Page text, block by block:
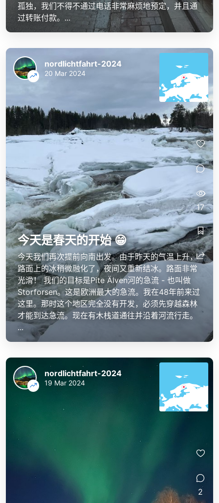
孤独，我们不得不通过电话非常麻烦地预定，并且通
过转账付款。...
今天是春天的开始 😁
今天我们再次提前向南出发。由于昨天的气温上升，
路面上的冰稍微融化了，夜间又重新结冰。路面非常
光滑！ 我们的目标是Pite Älven河的急流 - 也叫做
Storforsen。这是欧洲最大的急流。我在48年前来过
这里。那时这个地区完全没有开发，必须先穿越森林
才能到达急流。现在有木栈道通往并沿着河流行走。
...
nordlichtfahrt-2024
20 Mar 2024
17
nordlichtfahrt-2024
19 Mar 2024
2